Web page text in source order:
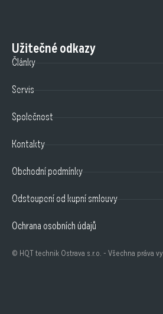
Užitečné odkazy
Články
Servis
Společnost
Kontakty
Obchodní podmínky
Odstoupení od kupní smlouvy
Ochrana osobních údajů
© HQT technik Ostrava s.r.o. - Všechna práva